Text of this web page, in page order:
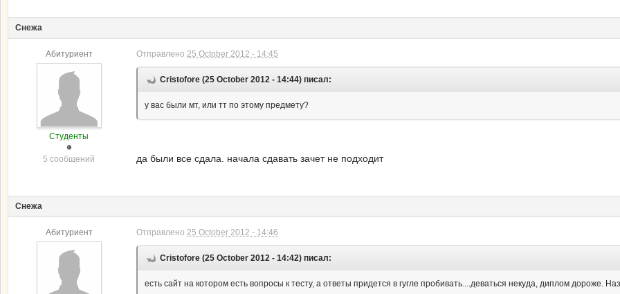
Снежа
Абитуриент
Студенты
5 сообщений
Отправлено 25 October 2012 - 14:45
Cristofore (25 October 2012 - 14:44) писал:
у вас были мт, или тт по этому предмету?
да были все сдала. начала сдавать зачет не подходит
Снежа
Абитуриент Отправлено 25 October 2012 - 14:46
Cristofore (25 October 2012 - 14:42) писал:
есть сайт на котором есть вопросы к тесту, а ответы придется в гугле пробивать....деваться некуда, диплом дороже.